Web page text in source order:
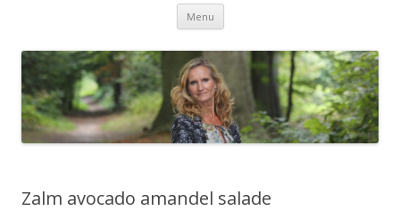
Menu Spring
de
inhoud
Zalm avocado amandel salade